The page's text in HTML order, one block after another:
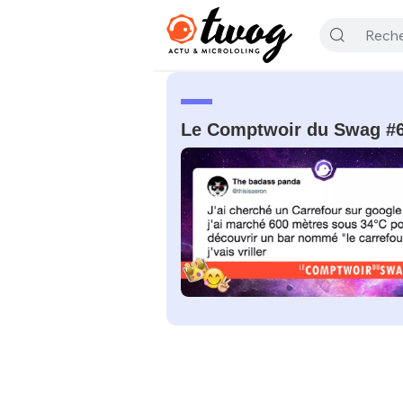
Le Comptwoir du Swag